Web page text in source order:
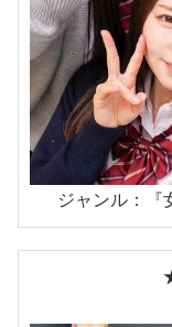
ジャンル：『